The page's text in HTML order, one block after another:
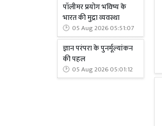
पॉलीमर प्रयोग भविष्य के
भारत की मुद्रा व्यवस्था
05 Aug 2026 05:51:07
ज्ञान परंपरा के पुनर्मूल्यांकन
की पहल
05 Aug 2026 05:01:12